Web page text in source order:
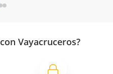
Vayacruceros?